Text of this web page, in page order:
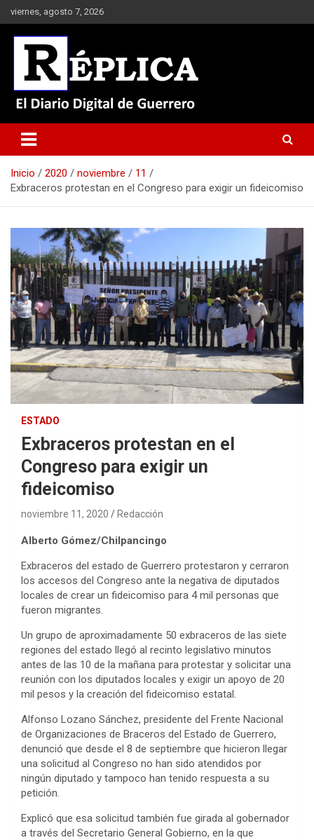
Saltar
al
contenido
viernes, agosto 7, 2026
Réplica
Inicio 2020 noviembre
11
Exbraceros protestan en el Congreso para exigir un fideicomiso
ESTADO
Exbraceros protestan en el
Congreso para exigir un
fideicomiso
noviembre 11, 2020 Redacción
Alberto Gómez/Chilpancingo
Exbraceros del estado de Guerrero protestaron y cerraron
los accesos del Congreso ante la negativa de diputados
locales de crear un fideicomiso para 4 mil personas que
fueron migrantes.
Un grupo de aproximadamente 50 exbraceros de las siete
regiones del estado llegó al recinto legislativo minutos
antes de las 10 de la mañana para protestar y solicitar una
reunión con los diputados locales y exigir un apoyo de 20
mil pesos y la creación del fideicomiso estatal.
Alfonso Lozano Sánchez, presidente del Frente Nacional
de Organizaciones de Braceros del Estado de Guerrero,
denunció que desde el 8 de septiembre que hicieron llegar
una solicitud al Congreso no han sido atendidos por
ningún diputado y tampoco han tenido respuesta a su
petición.
Explicó que esa solicitud también fue girada al gobernador
a través del Secretario General Gobierno, en la que